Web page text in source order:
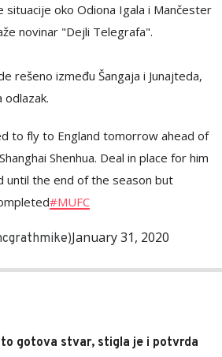
situacije oko Odiona Igala i Mančester
novinar "Dejli Telegrafa".
rešeno između Šangaja i Junajteda,
odlazak.
to fly to England tomorrow ahead of
Shenhua. Deal in place for him
until the end of the season but
#MUFC
January 31, 2020
gotova stvar, stigla je i potvrda